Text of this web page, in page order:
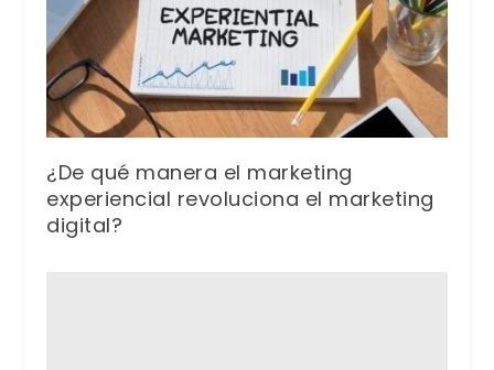
¿De qué manera el marketing
experiencial revoluciona el marketing
digital?